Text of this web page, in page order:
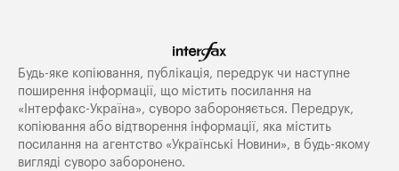
Будь-яке копiювання, публiкацiя, передрук чи наступне
поширення iнформацiї, що мiстить посилання на
«Iнтерфакс-Україна», суворо забороняється. Передрук,
копіювання або відтворення інформації, яка містить
посилання на агентство «Українські Новини», в будь-якому
вигляді суворо заборонено.